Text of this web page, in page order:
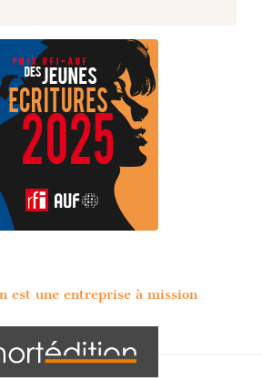
est une entreprise à mission